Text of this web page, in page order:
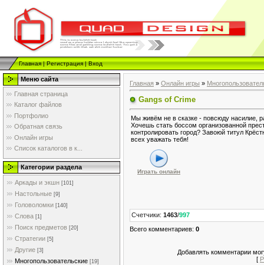
Главная|Регистрация|Вход
Меню сайта
Главная страница
Каталог файлов
Портфолио
Обратная связь
Онлайн игры
Список каталогов в к...
Категории раздела
Аркады и экшн [101]
Настольные [9]
Головоломки [140]
Слова [1]
Поиск предметов [20]
Стратегии [5]
Другие [3]
Многопользовательские [19]
Главная » Онлайн игры »
Gangs of Crime
Мы живём не в сказке - повсюду насилие,
Хочешь стать боссом организованной
контролировать город? Завоюй титул
всех уважать тебя!
Играть онлайн
Счетчики: 1463/997
Всего комментариев: 0
Добавлять комментарии
[